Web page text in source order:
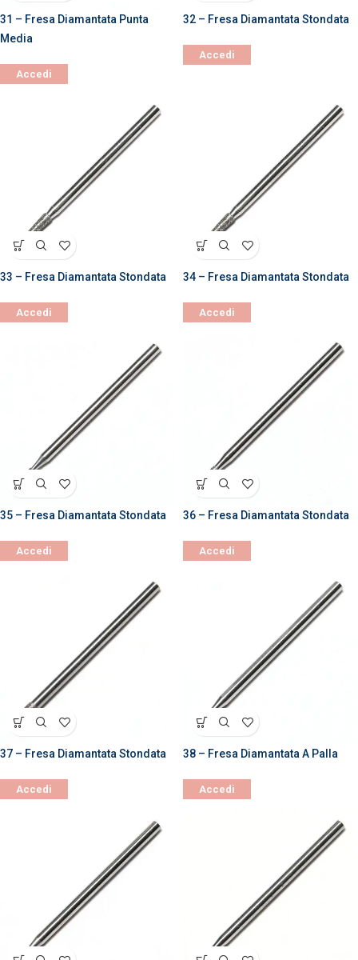
31 – Fresa Diamantata Punta
Media
Accedi
32 – Fresa Diamantata Stondata
Accedi
33 – Fresa Diamantata Stondata
Accedi
34 – Fresa Diamantata Stondata
Accedi
35 – Fresa Diamantata Stondata
Accedi
36 – Fresa Diamantata Stondata
Accedi
37 – Fresa Diamantata Stondata
Accedi
38 – Fresa Diamantata A Palla
Accedi